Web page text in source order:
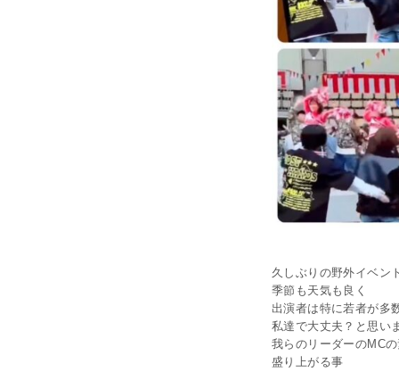
久しぶりの野外イベン
季節も天気も良く
出演者は特に若者が多
私達で大丈夫？と思い
我らのリーダーのMC
盛り上がる事